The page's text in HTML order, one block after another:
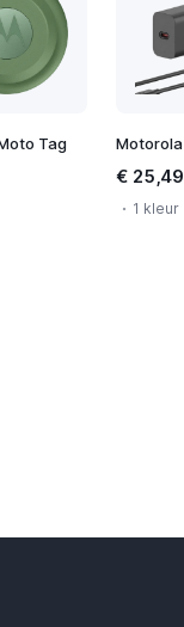
Tag
€ 25,49
1 kleur